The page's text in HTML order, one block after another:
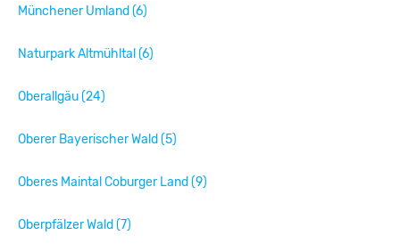
Münchener Umland (6)
Naturpark Altmühltal (6)
Oberallgäu (24)
Oberer Bayerischer Wald (5)
Oberes Maintal Coburger Land (9)
Oberpfälzer Wald (7)